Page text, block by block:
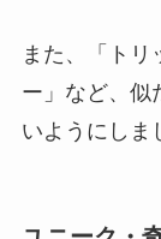
また、「トリ
ー」など、似
いようにしま